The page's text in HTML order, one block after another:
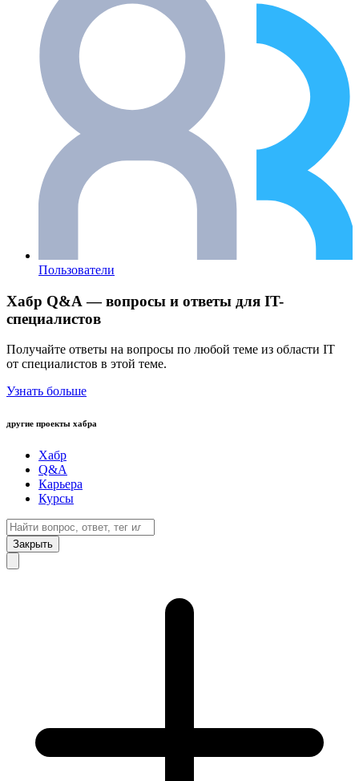
Пользователи
Хабр Q&A — вопросы и ответы для IT-
специалистов
Получайте ответы на вопросы по любой теме из области IT
от специалистов в этой теме.
Узнать больше
другие проекты хабра
Хабр
Q&A
Карьера
Курсы
Закрыть